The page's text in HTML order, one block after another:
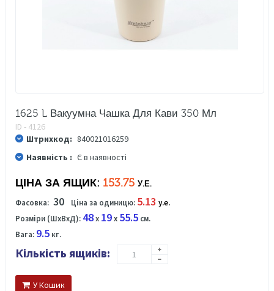
1625 L Вакуумна Чашка Для Кави 350 Мл
ID - 4126
Штрихкод: 840021016259
Наявність : Є в наявності
ЦІНА ЗА ЯЩИК: 153.75 У.Е.
Фасовка: 30 Ціна за одиницю: 5.13 у.е.
Розміри (ШхВхД): 48x 19x 55.5 см.
Вага: 9.5 кг.
Кількість ящиків:
У Кошик